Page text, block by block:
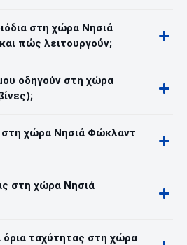
στη χώρα Νησιά
πώς λειτουργούν;
οδηγούν στη χώρα
στη χώρα Νησιά Φώκλαντ
στη χώρα Νησιά
όρια ταχύτητας στη χώρα